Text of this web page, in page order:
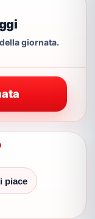
giornata.
piace